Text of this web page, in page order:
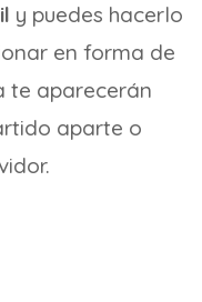
y puedes hacerlo
en forma de
te aparecerán
aparte o